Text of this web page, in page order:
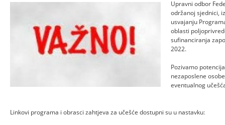
Upravni odbor
održanoj sjednici,
usvajanju
oblasti
sufinanciranja
2022.
Pozivamo
nezaposlene
eventualnog
Linkovi programa i obrasci zahtjeva za učešće dostupni su u nastavku: